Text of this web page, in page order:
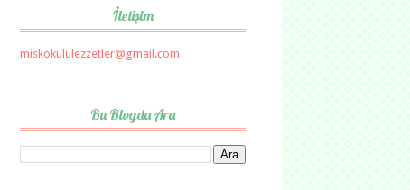
İletişim
miskokululezzetler@gmail.com
Bu Blogda Ara